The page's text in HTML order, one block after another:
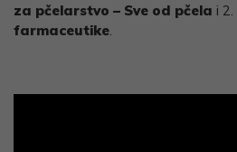
za pčelarstvo – Sve od pčela i 2.
farmaceutike